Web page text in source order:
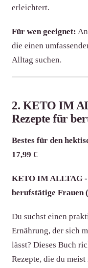
erleichtert.
Für wen geeignet:
die einen
Alltag suchen.
2. KETO IM
Rezepte für
Bestes für den
17,99 €
KETO IM ALLTAG -
berufstätige Frauen
Du suchst einen
Ernährung, der sich
lässt? Dieses Buch
Rezepte, die du